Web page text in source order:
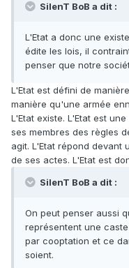
SilenT BoB a dit :
L'Etat a donc une
édite les lois, il
penser que notre
L'Etat est défini de
manière qu'une armée
L'Etat existe. L'Etat est
ses membres des règles
agit. L'Etat répond devant
de ses actes. L'Etat est
SilenT BoB a dit :
On peut penser aussi
représentent une
par cooptation et ce
soient.